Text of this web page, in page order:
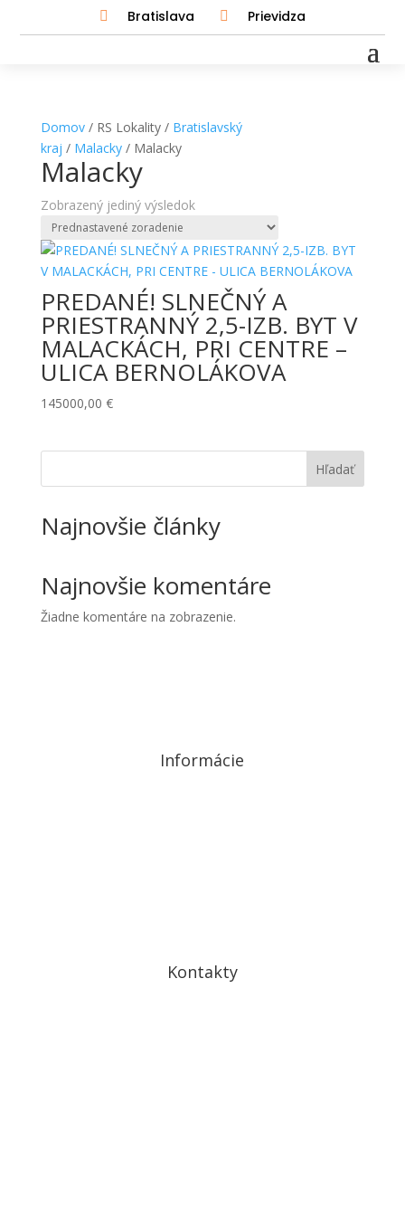
 Bratislava  Prievidza
Domov/ RS Lokality / Bratislavský
kraj / Malacky/ Malacky
Malacky
Zobrazený jediný výsledok
PREDANÉ! SLNEČNÝ A
PRIESTRANNÝ 2,5-IZB. BYT V
MALACKÁCH, PRI CENTRE –
ULICA BERNOLÁKOVA
145000,00 €
Hľadať
Najnovšie články
Najnovšie komentáre
Žiadne komentáre na zobrazenie.
Informácie
Kontakty